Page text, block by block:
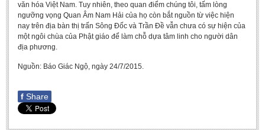
văn hóa Việt Nam. Tuy nhiên, theo quan điểm chúng tôi, tấm lòng
ngưỡng vọng Quan Âm Nam Hải của họ còn bắt nguồn từ việc hiện
nay trên địa bàn thị trấn Sông Đốc và Trần Đề vẫn chưa có sự hiện của
một ngôi chùa của Phật giáo để làm chỗ dựa tâm linh cho người dân
địa phương.
Nguồn: Báo Giác Ngộ, ngày 24/7/2015.
f Share